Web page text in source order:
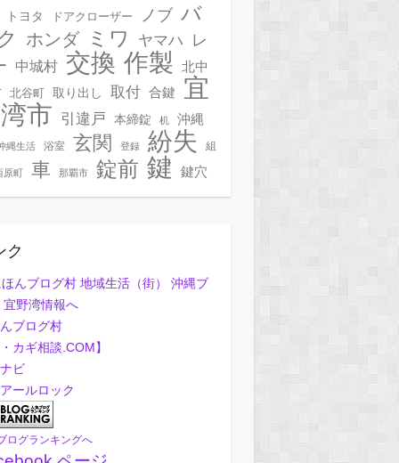
トヨタ ドアクローザー ノブ バ
ホンダ ミワ ヤマハ
レ
中城村 交換 作製
北中
北谷町 取り出し 取付 合鍵
宜
市 引違戸 本締錠 机 沖縄
縄生活 浴室 玄関 登録 紛失 組
原町 車 那覇市 錠前 鍵 鍵穴
ク
ブログ村
カギ相談.COM】
ビ
ールロック
ログランキングへ